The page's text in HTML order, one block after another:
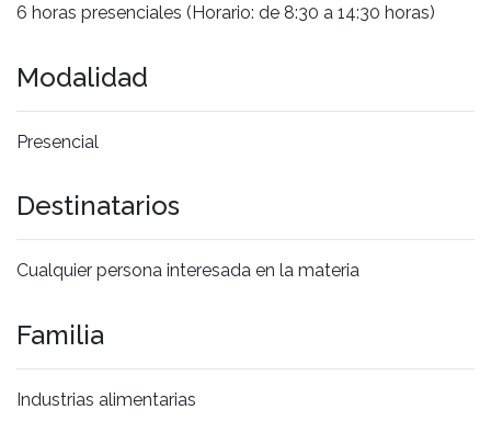
6 horas presenciales (Horario: de 8:30 a 14:30 horas)
Modalidad
Presencial
Destinatarios
Cualquier persona interesada en la materia
Familia
Industrias alimentarias